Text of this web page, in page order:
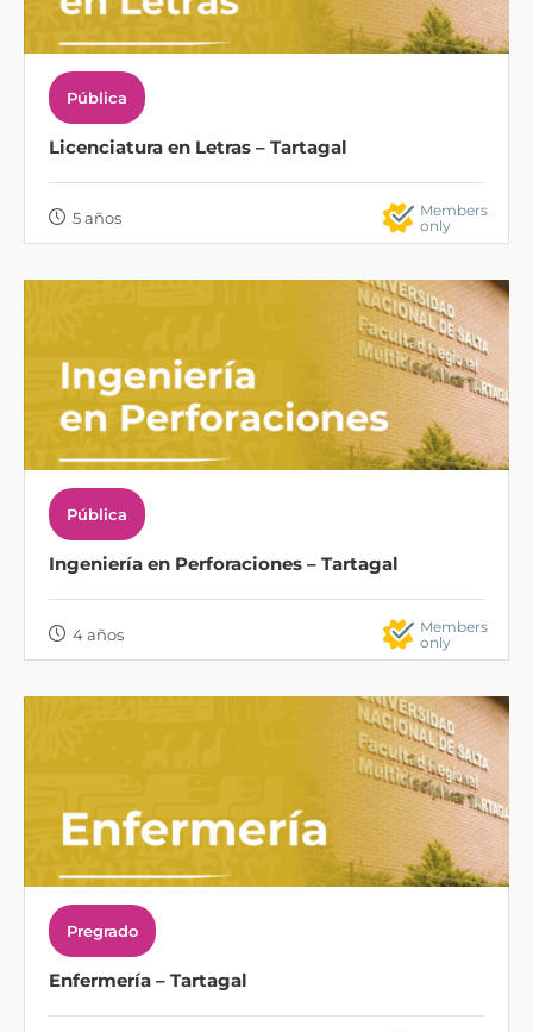
Pública
Licenciatura en Letras – Tartagal
5 años
Members
only
Pública
Ingeniería en Perforaciones – Tartagal
4 años
Members
only
Pregrado
Enfermería – Tartagal